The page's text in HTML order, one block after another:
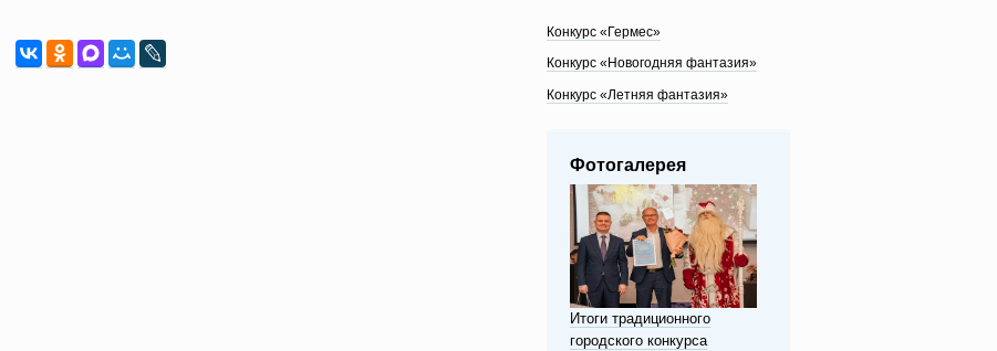
Конкурс «Гермес»
Конкурс «Новогодняя фантазия»
Конкурс «Летняя фантазия»
Фотогалерея
Итоги традиционного
городского конкурса